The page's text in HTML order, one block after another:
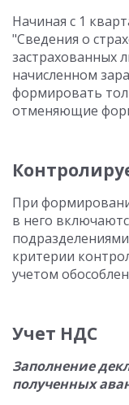
Начиная с 1
"Сведения о
застрахованных
начисленном
формировать
отменяющие
При
в него
критерии
учетом
Учет НДС
Заполнение
полученных